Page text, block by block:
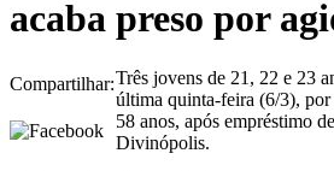
acaba preso por
Compartilhar:Três jovens de 21, 22 e 23
última quinta-feira (6/3), por
58 anos, após empréstimo
Divinópolis.